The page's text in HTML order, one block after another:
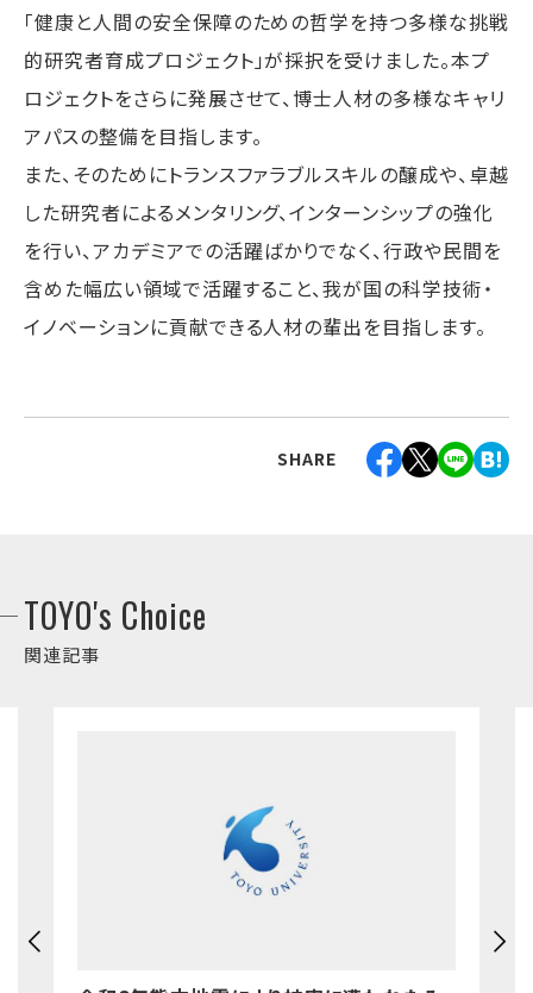
「健康と人間の安全保障のための哲学を持つ多様な挑戦
的研究者育成プロジェクト」が採択を受けました。本プ
ロジェクトをさらに発展させて、博士人材の多様なキャリ
アパスの整備を目指します。
また、そのためにトランスファラブルスキルの醸成や、卓越
した研究者によるメンタリング、インターンシップの強化
を行い、アカデミアでの活躍ばかりでなく、行政や民間を
含めた幅広い領域で活躍すること、我が国の科学技術・
イノベーションに貢献できる人材の輩出を目指します。
SHARE
TOYO's Choice
関連記事